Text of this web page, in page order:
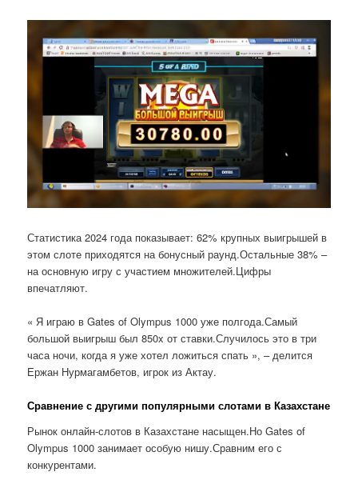
Статистика 2024 года показывает: 62% крупных выигрышей в
этом слоте приходятся на бонусный раунд.Остальные 38% –
на основную игру с участием множителей.Цифры
впечатляют.
« Я играю в Gates of Olympus 1000 уже полгода.Самый
большой выигрыш был 850x от ставки.Случилось это в три
часа ночи, когда я уже хотел ложиться спать », – делится
Ержан Нурмагамбетов, игрок из Актау.
Сравнение с другими популярными слотами в Казахстане
Рынок онлайн-слотов в Казахстане насыщен.Но Gates of
Olympus 1000 занимает особую нишу.Сравним его с
конкурентами.